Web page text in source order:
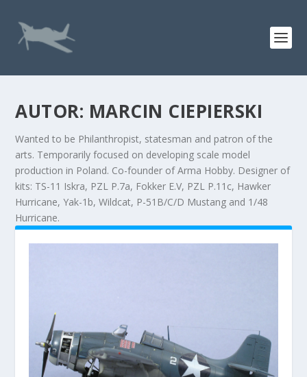
AUTOR: MARCIN CIEPIERSKI
Wanted to be Philanthropist, statesman and patron of the
arts. Temporarily focused on developing scale model
production in Poland. Co-founder of Arma Hobby. Designer of
kits: TS-11 Iskra, PZL P.7a, Fokker E.V, PZL P.11c, Hawker
Hurricane, Yak-1b, Wildcat, P-51B/C/D Mustang and 1/48
Hurricane.